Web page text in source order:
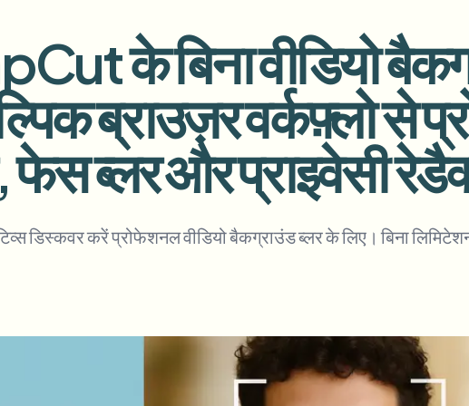
वीडियो इंटेलिजेंस BETA
Categories
Vlogger Moto Vlogger Streamer Journalist
इकोसिस्टम
वीडियो इंटेलिजेंस
वीडियो खोजें और समझें — Ceptory
के बिना वीडियो
ब्राउज़र वर्कफ़्लो से
फेस ब्लर और प्राइवेसी
डिस्कवर करें प्रोफेशनल वीडियो बैकग्राउंड ब्लर के लिए। बिना